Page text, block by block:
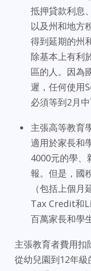
抵押貸款利息
以及州和地方
得到延期的州
除基本上有利
區的人。因為
遲，任何使用
必須等到2月中
主張高等教育
適用於家長和
4000元的學、
報。但是，國
（包括上個
Tax Credit和
百萬家長和學
主張教育者費用扣
從幼兒園到12年